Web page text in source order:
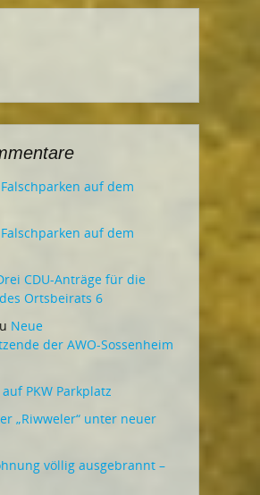
auf dem
auf dem
CDU-Anträge für die
Ortsbeirats 6
Neue
der AWO-Sossenheim
PKW Parkplatz
„Riwweler“ unter neuer
völlig ausgebrannt –